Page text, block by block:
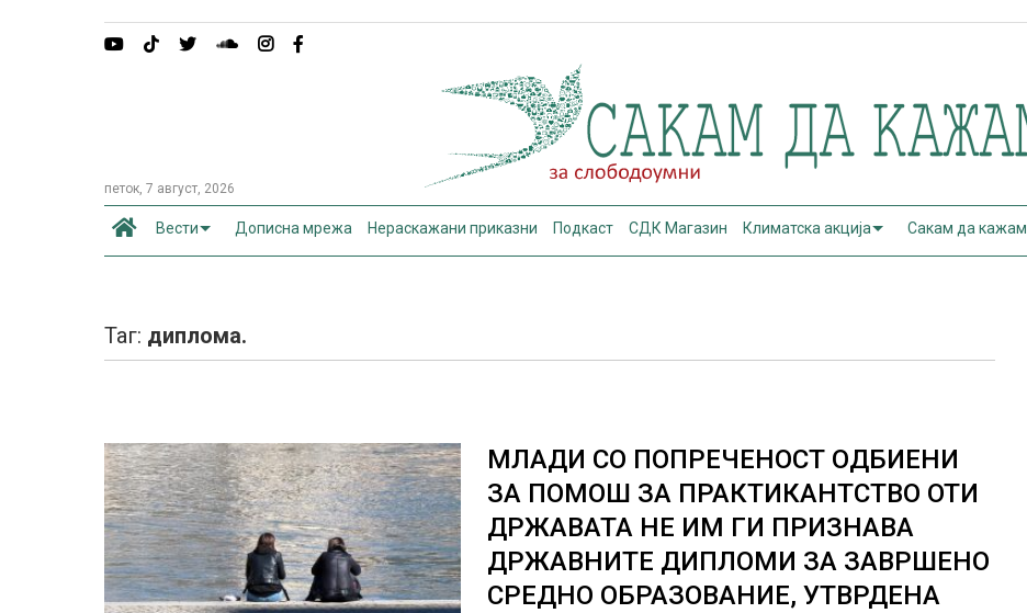
петок, 7 август, 2026
Вести Дописна мрежа Нераскажани приказни Подкаст СДК Магазин Климатска акција Сакам да кажам
Таг: диплома.
МЛАДИ СО ПОПРЕЧЕНОСТ ОДБИЕНИ
ЗА ПОМОШ ЗА ПРАКТИКАНТСТВО ОТИ
ДРЖАВАТА НЕ ИМ ГИ ПРИЗНАВА
ДРЖАВНИТЕ ДИПЛОМИ ЗА ЗАВРШЕНО
СРЕДНО ОБРАЗОВАНИЕ, УТВРДЕНА